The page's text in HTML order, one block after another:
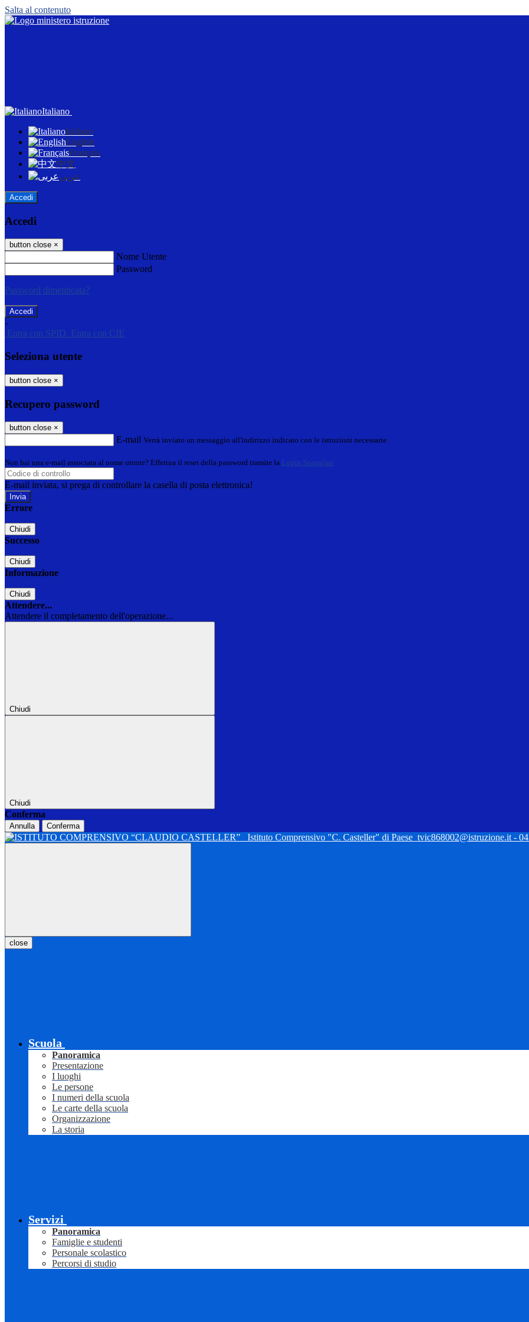
Salta al contenuto
Italiano
Italiano
English
Français
中文
عربى
Accedi
Accedi
button close ×
Nome Utente
Password
Password dimenticata?
-
Entra con SPID
Entra con CIE
Seleziona utente
button close ×
Recupero password
button close ×
E-mail Verrà inviato un messaggio all'indirizzo indicato con le istruzioni necessarie.
Non hai una e-mail associata al nome utente? Effettua il reset della password tramite la Login Spaggiari
E-mail inviata, si prega di controllare la casella di posta elettronica!
Errore
Chiudi
Successo
Chiudi
Informazione
Chiudi
Attendere...
Attendere il completamento dell'operazione...
Chiudi
Chiudi
Conferma
Annulla Conferma
Istituto Comprensivo "C. Casteller" di Paese tvic868002@istruzione.it -
close
Scuola
Panoramica
Presentazione
I luoghi
Le persone
I numeri della scuola
Le carte della scuola
Organizzazione
La storia
Servizi
Panoramica
Famiglie e studenti
Personale scolastico
Percorsi di studio